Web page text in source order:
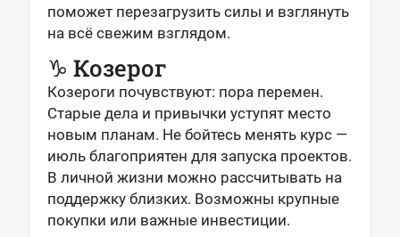
поможет перезагрузить силы и взглянуть
на всё свежим взглядом.
♑ Козерог
Козероги почувствуют: пора перемен.
Старые дела и привычки уступят место
новым планам. Не бойтесь менять курс —
июль благоприятен для запуска проектов.
В личной жизни можно рассчитывать на
поддержку близких. Возможны крупные
покупки или важные инвестиции.